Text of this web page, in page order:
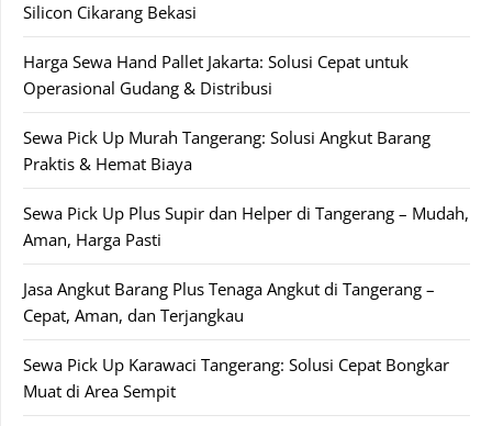
Silicon Cikarang Bekasi
Harga Sewa Hand Pallet Jakarta: Solusi Cepat untuk
Operasional Gudang & Distribusi
Sewa Pick Up Murah Tangerang: Solusi Angkut Barang
Praktis & Hemat Biaya
Sewa Pick Up Plus Supir dan Helper di Tangerang – Mudah,
Aman, Harga Pasti
Jasa Angkut Barang Plus Tenaga Angkut di Tangerang –
Cepat, Aman, dan Terjangkau
Sewa Pick Up Karawaci Tangerang: Solusi Cepat Bongkar
Muat di Area Sempit